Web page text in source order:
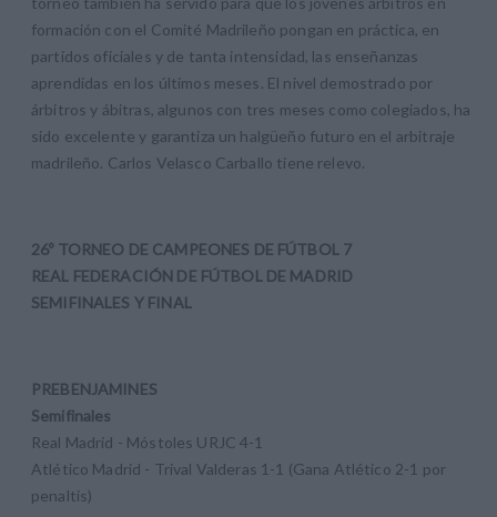
formación con el Comité Madrileño pongan en práctica, en
partidos oficiales y de tanta intensidad, las enseñanzas
aprendidas en los últimos meses. El nivel demostrado por
árbitros y ábitras, algunos con tres meses como colegiados, ha
sido excelente y garantiza un halgüeño futuro en el arbitraje
madrileño. Carlos Velasco Carballo tiene relevo.
26º TORNEO DE CAMPEONES DE FÚTBOL 7
REAL FEDERACIÓN DE FÚTBOL DE MADRID
SEMIFINALES Y FINAL
PREBENJAMINES
Semifinales
Real Madrid - Móstoles URJC 4-1
Atlético Madrid - Trival Valderas 1-1 (Gana Atlético 2-1 por
penaltis)